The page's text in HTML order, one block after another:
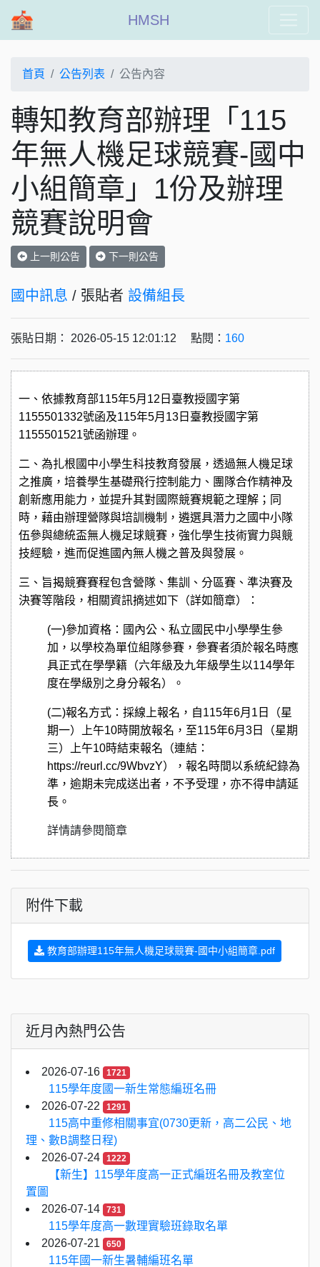
HMSH
首頁 公告列表 公告內容
轉知教育部辦理「115
年無人機足球競賽-國中
小組簡章」1份及辦理
競賽說明會
上一則公告 下一則公告
國中訊息 / 張貼者 設備組長
張貼日期： 2026-05-15 12:01:12 點閱： 160
一、依據教育部115年5月 12 日臺教授國字第
1155501332號函及115年5月 13 日臺教授國字第
1155501521號函辦理。
二、 為扎根國中小學生科技教育發展，透過無人機足球
之推廣，培養學生基礎飛行控制能力、團隊合作精神及
創新應用能力，並提升其對國際競賽規範之理解；同
時，藉由辦理營隊與培訓機制，遴選具潛力之國中小隊
伍參與總統盃無人機足球競賽，強化學生技術實力與競
技經驗，進而促進國內無人機之普及與發展。
三、旨揭競賽賽程包含營隊、集訓、分區賽、準決賽及
決賽等階段，相關資訊摘述如下（詳如簡章）：
(一)參加資格：國內公、私立國民中小學學生參
加，以學校為單位組隊參賽，參賽者須於報名時應
具正式在學學籍（六年級及九年級學生以114學年
度在學級別之身分報名）。
(二)報名方式：採線上報名，自115年6月 1 日（星
期一）上午10時開放報名，至115年6月 3 日（星期
三）上午10時結束報名（連結：
https://reurl.cc/9WbvzY），報名時間以系統紀錄為
準，逾期未完成送出者，不予受理，亦不得申請延
長。
詳情請參閱簡章
附件下載
教育部辦理115年無人機足球競賽-國中小組簡章.pdf
近月內熱門公告
2026-07-16 1721
115學年度國一新生常態編班名冊
2026-07-22
1291
115高中重修相關事宜(0730更新，高二公民、地
理、數B調整日程)
2026-07-24
1222
【新生】115學年度高一正式編班名冊及教室位
置圖
2026-07-14
731
115學年度高一數理實驗班錄取名單
2026-07-21
650
115年國一新生暑輔編班名單